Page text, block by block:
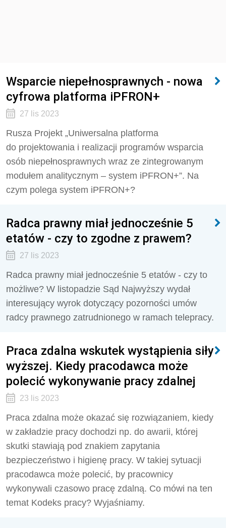
Wsparcie niepełnosprawnych - nowa
cyfrowa platforma iPFRON+
27 lis 2023
Rusza Projekt „Uniwersalna platforma
do projektowania i realizacji programów wsparcia
osób niepełnosprawnych wraz ze zintegrowanym
modułem analitycznym – system iPFRON+”. Na
czym polega system iPFRON+?
Radca prawny miał jednocześnie 5
etatów - czy to zgodne z prawem?
27 lis 2023
Radca prawny miał jednocześnie 5 etatów - czy to
możliwe? W listopadzie Sąd Najwyższy wydał
interesujący wyrok dotyczący pozorności umów
radcy prawnego zatrudnionego w ramach telepracy.
Praca zdalna wskutek wystąpienia siły
wyższej. Kiedy pracodawca może
polecić wykonywanie pracy zdalnej
23 lis 2023
Praca zdalna może okazać się rozwiązaniem, kiedy
w zakładzie pracy dochodzi np. do awarii, której
skutki stawiają pod znakiem zapytania
bezpieczeństwo i higienę pracy. W takiej sytuacji
pracodawca może polecić, by pracownicy
wykonywali czasowo pracę zdalną. Co mówi na ten
temat Kodeks pracy? Wyjaśniamy.